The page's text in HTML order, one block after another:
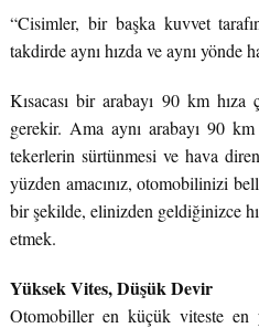
“Cisimler, bir başka kuvvet
takdirde aynı hızda ve aynı yönde
Kısacası bir arabayı 90 km
gerekir. Ama aynı arabayı 90
tekerlerin sürtünmesi ve hava
yüzden amacınız, otomobilinizi
bir şekilde, elinizden geldiğinizce
etmek.
Yüksek Vites, Düşük Devir
Otomobiller en küçük viteste